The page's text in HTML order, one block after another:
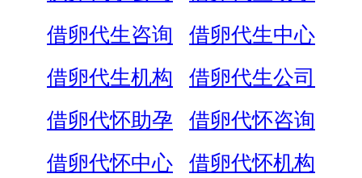
借卵代生咨询
借卵代生中心
借卵代生机构
借卵代生公司
借卵代怀助孕
借卵代怀咨询
借卵代怀中心
借卵代怀机构